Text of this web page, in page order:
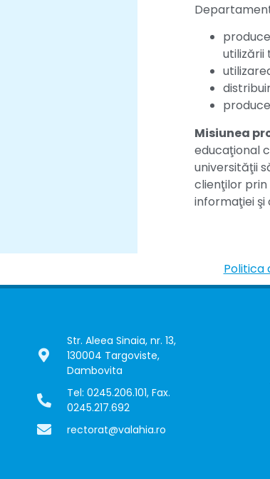
utilizării
Misiunea
educaţional
universităţii
clienţilor
informaţiei şi
Politica
Str. Aleea Sinaia, nr. 13,
130004 Targoviste,
Dambovita
Tel: 0245.206.101, Fax.
0245.217.692
rectorat@valahia.ro